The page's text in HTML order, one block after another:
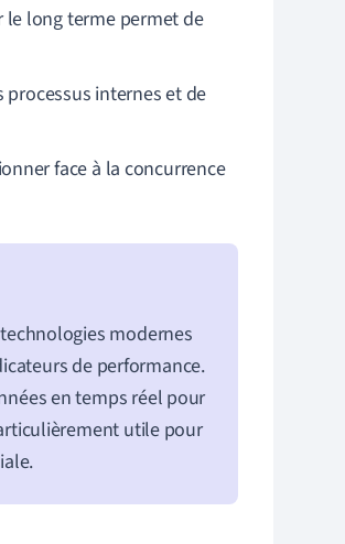
le long terme permet de
internes et de
face à la concurrence
modernes
de performance.
en temps réel pour
utile pour